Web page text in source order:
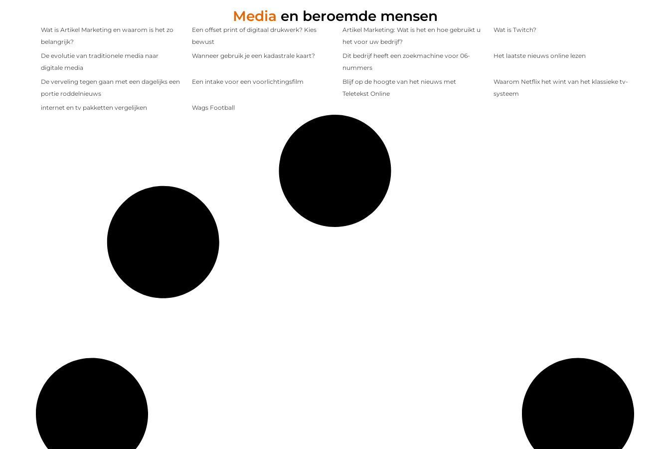
Media en beroemde mensen
Wat is Artikel Marketing en waarom is het zo
belangrijk?
Een offset print of digitaal drukwerk? Kies
bewust
Artikel Marketing: Wat is het en hoe gebruikt u
het voor uw bedrijf?
Wat is Twitch?
De evolutie van traditionele media naar
digitale media
Wanneer gebruik je een kadastrale kaart?
Dit bedrijf heeft een zoekmachine voor 06-
nummers
Het laatste nieuws online lezen
De verveling tegen gaan met een dagelijks een
portie roddelnieuws
Een intake voor een voorlichtingsfilm
Blijf op de hoogte van het nieuws met
Teletekst Online
Waarom Netflix het wint van het klassieke tv-
systeem
internet en tv pakketten vergelijken
Wags Football